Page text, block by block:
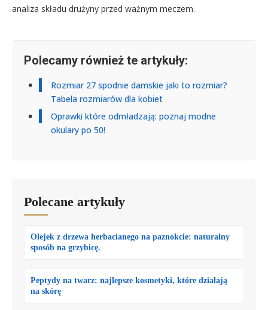
analiza składu drużyny przed ważnym meczem.
Polecamy również te artykuły:
Rozmiar 27 spodnie damskie jaki to rozmiar?
Tabela rozmiarów dla kobiet
Oprawki które odmładzają: poznaj modne
okulary po 50!
Polecane artykuły
Olejek z drzewa herbacianego na paznokcie: naturalny
sposób na grzybicę.
Peptydy na twarz: najlepsze kosmetyki, które działają
na skórę